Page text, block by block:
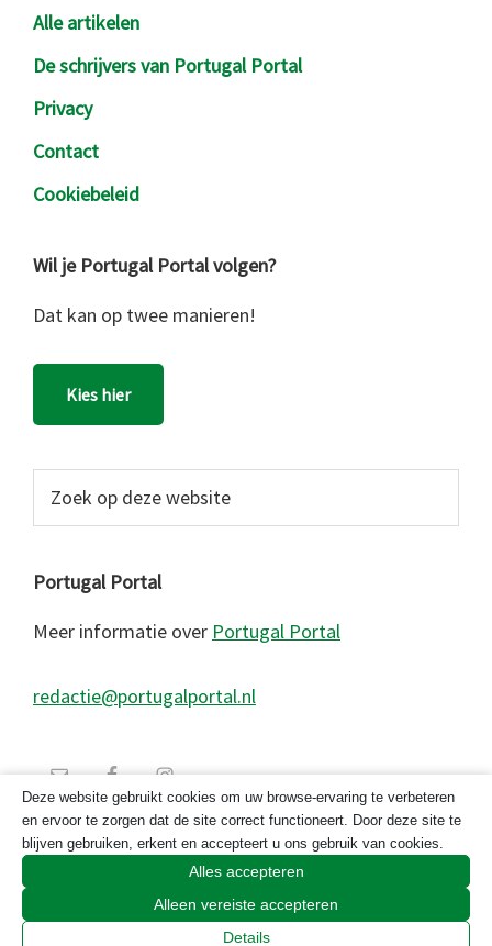
Alle artikelen
De schrijvers van Portugal Portal
Privacy
Contact
Cookiebeleid
Wil je Portugal Portal volgen?
Dat kan op twee manieren!
Kies hier
website
Portugal Portal
Meer informatie over Portugal Portal
redactie@portugalportal.nl
© 2026 Copyright Portugal Portal 2023
Deze website gebruikt cookies om uw browse-ervaring te verbeteren
en ervoor te zorgen dat de site correct functioneert. Door deze site te
blijven gebruiken, erkent en accepteert u ons gebruik van cookies.
Alles accepteren
Alleen vereiste accepteren
Details